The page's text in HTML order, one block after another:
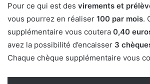
Pour ce qui est des virements et
vous pourrez en réaliser 100 par mois.
supplémentaire vous coutera 0,40
avez la possibilité d’encaisser 3
Chaque chèque supplémentaire vous